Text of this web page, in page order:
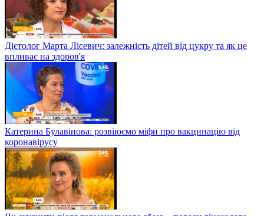
Дієтолог Марта Лісевич: залежність дітей від цукру та як це
впливає на здоров'я
Катерина Булавінова: розвіюємо міфи про вакцинацію від
коронавірусу